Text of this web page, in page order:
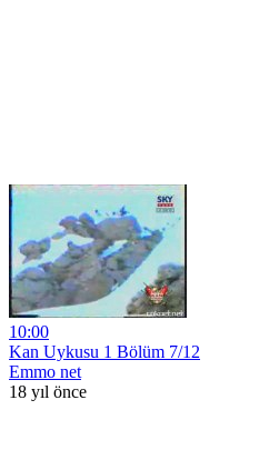
10:00
Kan Uykusu 1 Bölüm 7/12
Emmo net
18 yıl önce